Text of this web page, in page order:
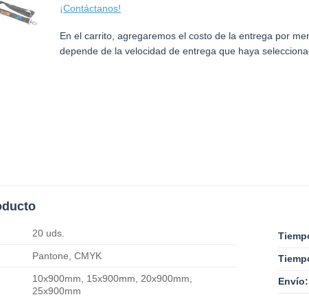
¡Contáctanos!
En el carrito, agregaremos el costo de la entrega por
depende de la velocidad de entrega que haya
20 uds.
Pantone, CMYK
10x900mm, 15x900mm, 20x900mm,
25x900mm
Envío: